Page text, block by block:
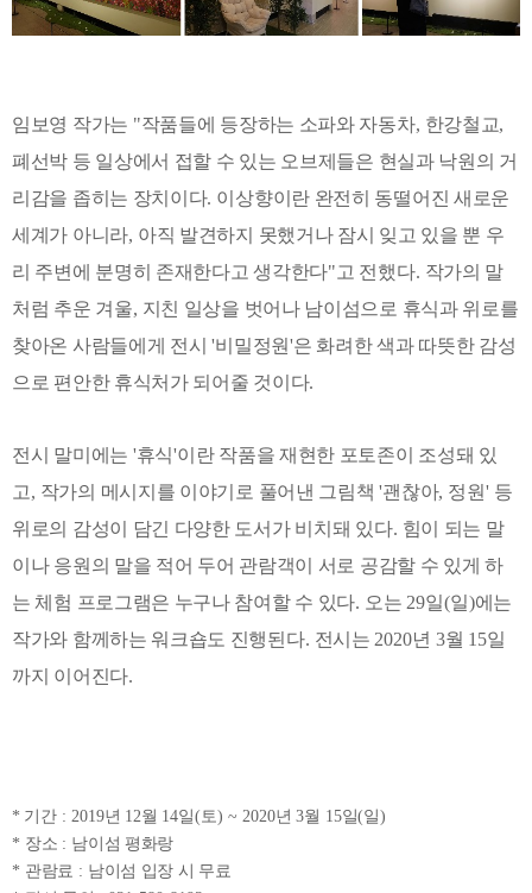
임보영 작가는 "작품들에 등장하는 소파와 자동차, 한강철교,
폐선박 등 일상에서 접할 수 있는 오브제들은 현실과 낙원의 거
리감을 좁히는 장치이다. 이상향이란 완전히 동떨어진 새로운
세계가 아니라, 아직 발견하지 못했거나 잠시 잊고 있을 뿐 우
리 주변에 분명히 존재한다고 생각한다"고 전했다. 작가의 말
처럼 추운 겨울, 지친 일상을 벗어나 남이섬으로 휴식과 위로를
찾아온 사람들에게 전시'비밀정원'은 화려한 색과 따뜻한 감성
으로 편안한 휴식처가 되어줄 것이다.
전시 말미에는 '휴식'이란 작품을 재현한 포토존이 조성돼 있
고, 작가의 메시지를 이야기로 풀어낸 그림책'괜찮아, 정원' 등
위로의 감성이 담긴 다양한 도서가 비치돼 있다. 힘이 되는 말
이나 응원의 말을 적어 두어 관람객이 서로 공감할 수 있게 하
는 체험 프로그램은 누구나 참여할 수 있다. 오는 29일(일)에는
작가와 함께하는 워크숍도 진행된다. 전시는 2020년 3월 15일
까지 이어진다.
* 기간 : 2019년 12월 14일( 토) ~ 2020년3월 15일(일)
* 장소 : 남이섬 평화랑
* 관람료 : 남이섬 입장 시 무료